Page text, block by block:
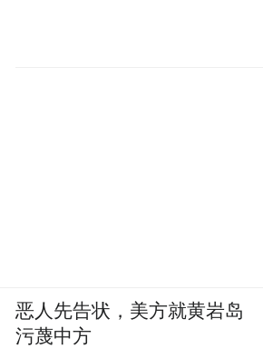
恶人先告状，美方就黄岩岛
污蔑中方